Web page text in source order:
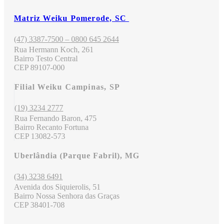
Matriz Weiku Pomerode, SC
(47) 3387-7500 – 0800 645 2644
Rua Hermann Koch, 261
Bairro Testo Central
CEP 89107-000
Filial Weiku Campinas, SP
(19) 3234 2777
Rua Fernando Baron, 475
Bairro Recanto Fortuna
CEP 13082-573
Uberlândia (Parque Fabril), MG
(34) 3238 6491
Avenida dos Siquierolis, 51
Bairro Nossa Senhora das Graças
CEP 38401-708